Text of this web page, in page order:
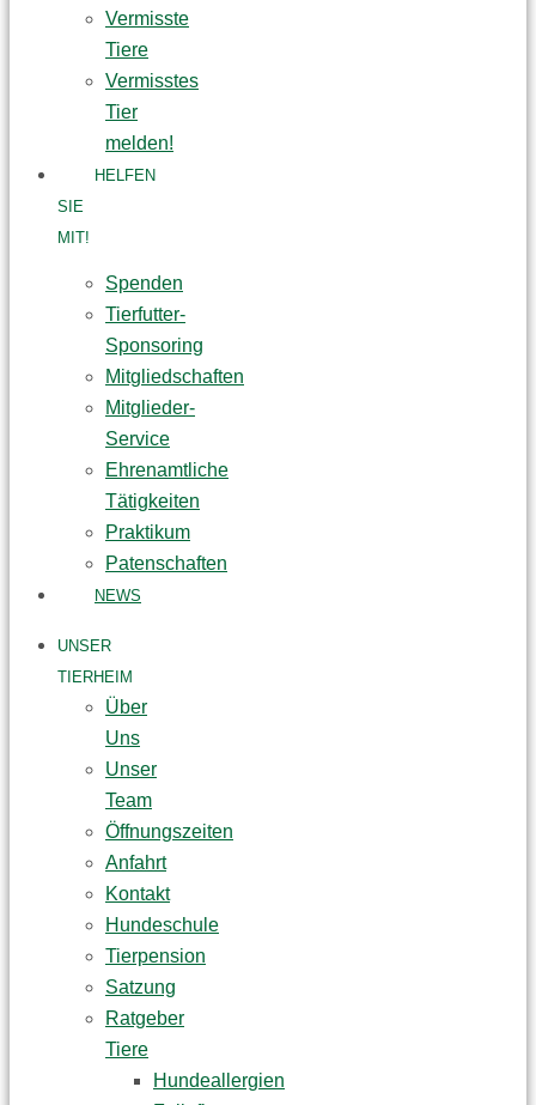
Vermisste
Tiere
Vermisstes
Tier
melden!
HELFEN
SIE
MIT!
Spenden
Tierfutter-
Sponsoring
Mitgliedschaften
Mitglieder-
Service
Ehrenamtliche
Tätigkeiten
Praktikum
Patenschaften
NEWS
UNSER
TIERHEIM
Über
Uns
Unser
Team
Öffnungszeiten
Anfahrt
Kontakt
Hundeschule
Tierpension
Satzung
Ratgeber
Tiere
Hundeallergien